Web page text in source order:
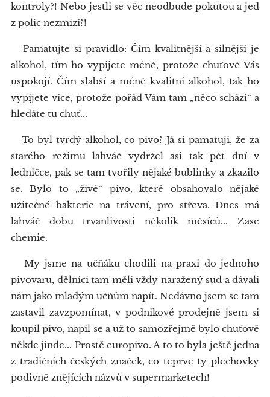
kontroly?! Nebo jestli se věc neodbude pokutou a jed
z polic nezmizí?!
Pamatujte si pravidlo: Čím kvalitnější a silnější je
alkohol, tím ho vypijete méně, protože chuťově Vás
uspokojí. Čím slabší a méně kvalitní alkohol, tak ho
vypijete více, protože pořád Vám tam „něco schází“ a
hledáte tu chuť...
To byl tvrdý alkohol, co pivo? Já si pamatuji, že za
starého režimu lahváč vydržel asi tak pět dní v
ledničce, pak se tam tvořily nějaké bublinky a zkazilo
se. Bylo to „živé“ pivo, které obsahovalo nějaké
užitečné bakterie na trávení, pro střeva. Dnes má
lahváč dobu trvanlivosti několik měsíců... Zase
chemie.
My jsme na učňáku chodili na praxi do jednoho
pivovaru, dělníci tam měli vždy naražený sud a dávali
nám jako mladým učňům napít. Nedávno jsem se tam
zastavil zavzpomínat, v podnikové prodejně jsem si
koupil pivo, napil se a už to samozřejmě bylo chuťově
někde jinde... Prostě europivo. A to to byla ještě jedna
z tradičních českých značek, co teprve ty plechovky
podivně znějících názvů v supermarketech!